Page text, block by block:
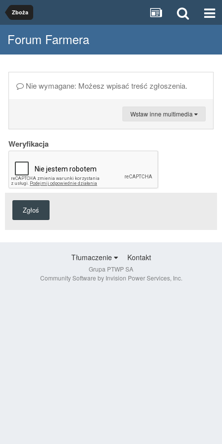
Zboża
Forum Farmera
Nie wymagane: Możesz wpisać treść zgłoszenia.
Wstaw inne multimedia
Weryfikacja
Zgłoś
Tłumaczenie Kontakt
Grupa PTWP SA
Community Software by Invision Power Services, Inc.